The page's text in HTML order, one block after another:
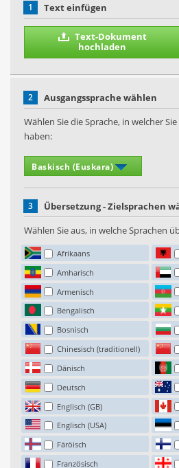
1 Text einfügen
Text-Dokument
hochladen
2
Ausgangssprache wählen
Wählen Sie die Sprache, in welcher
haben:
3
Übersetzung - Zielsprachen
Wählen Sie aus, in welche Sprachen
Afrikaans
Amharisch
Armenisch
Bengalisch
Bosnisch
Chinesisch (traditionell)
Dänisch
Deutsch
Englisch (GB)
Englisch (USA)
Färöisch
Französisch